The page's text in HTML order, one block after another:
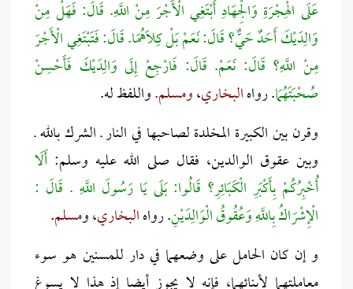
عَلَى الْهِجْرَةِ وَالْجِهَادِ أَبْتَغِي الْأَجْرَ مِنْ اللَّهِ. قَالَ: فَهَلْ مِنْ
وَالِدَيْكَ أَحَدٌ حَيٌّ؟ قَالَ: نَعَمْ بَلْ كِلَاهُمَا. قَالَ: فَتَبْتَغِي الْأَجْرَ
مِنْ اللَّهِ؟ قَالَ: نَعَمْ. قَالَ: فَارْجِعْ إِلَى وَالِدَيْكَ فَأَحْسِنْ
صُحْبَتَهُمَا. رواهالبخاري،ومسلم.واللفظ له.
وقرن بين الكبيرة المخلدة لصاحبها في النار ـ الشرك بالله ـ
وبين عقوق الوالدين، فقال صلى الله عليه وسلم: أَلَا
أُخْبِرُكُمْ بِأَكْبَرِ الْكَبَائِرِ؟ قَالُوا: بَلَى يَا رَسُولَ اللَّهِ . قَالَ :
الْإِشْرَاكُ بِاللَّهِ وَعُقُوقُ الْوَالِدَيْنِ. رواهالبخاري، ومسلم.
و إن كان الحامل على وضعهما في دار للمسنين هو سوء